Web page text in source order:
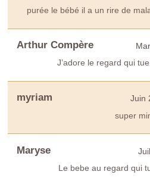
purée le bébé il a un rire de
Arthur Compère
J’adore le regard qui
myriam Juin
super
Maryse
Le bebe au regard qui